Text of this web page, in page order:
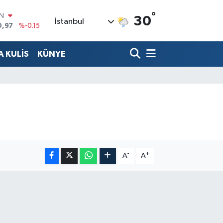
%-0.15
İstanbul 30°
KULİS KÜNYE
A- A+